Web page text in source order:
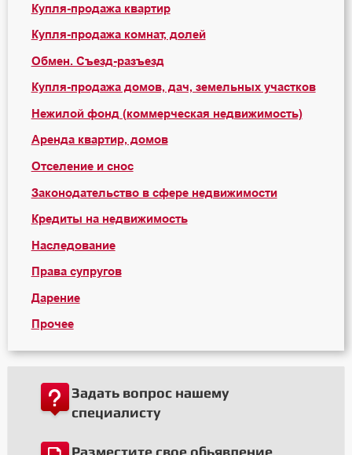
Купля-продажа квартир
Купля-продажа комнат, долей
Обмен. Съезд-разъезд
Купля-продажа домов, дач, земельных участков
Нежилой фонд (коммерческая недвижимость)
Аренда квартир, домов
Отселение и снос
Законодательство в сфере недвижимости
Кредиты на недвижимость
Наследование
Права супругов
Дарение
Прочее
Задать вопрос нашему
специалисту
Разместите свое обьявление